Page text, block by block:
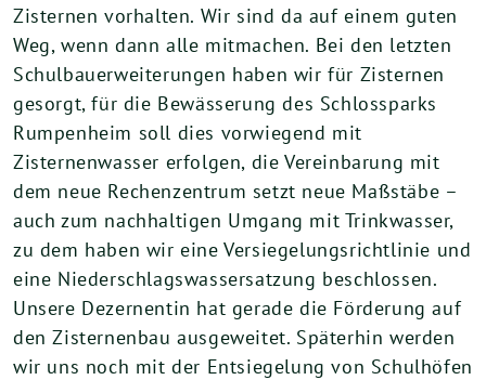
Zisternen vorhalten. Wir sind da auf einem guten
Weg, wenn dann alle mitmachen. Bei den letzten
Schulbauerweiterungen haben wir für Zisternen
gesorgt, für die Bewässerung des Schlossparks
Rumpenheim soll dies vorwiegend mit
Zisternenwasser erfolgen, die Vereinbarung mit
dem neue Rechenzentrum setzt neue Maßstäbe –
auch zum nachhaltigen Umgang mit Trinkwasser,
zu dem haben wir eine Versiegelungsrichtlinie und
eine Niederschlagswassersatzung beschlossen.
Unsere Dezernentin hat gerade die Förderung auf
den Zisternenbau ausgeweitet. Späterhin werden
wir uns noch mit der Entsiegelung von Schulhöfen